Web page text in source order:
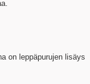
on leppäpurujen lisäys